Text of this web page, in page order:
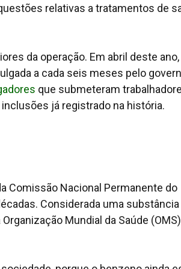
relativas a tratamentos de
da operação. Em abril deste ano,
a cada seis meses pelo
que submeteram
já registrado na história.
Comissão Nacional Permanente do
Considerada uma substância
Mundial da Saúde (OMS)